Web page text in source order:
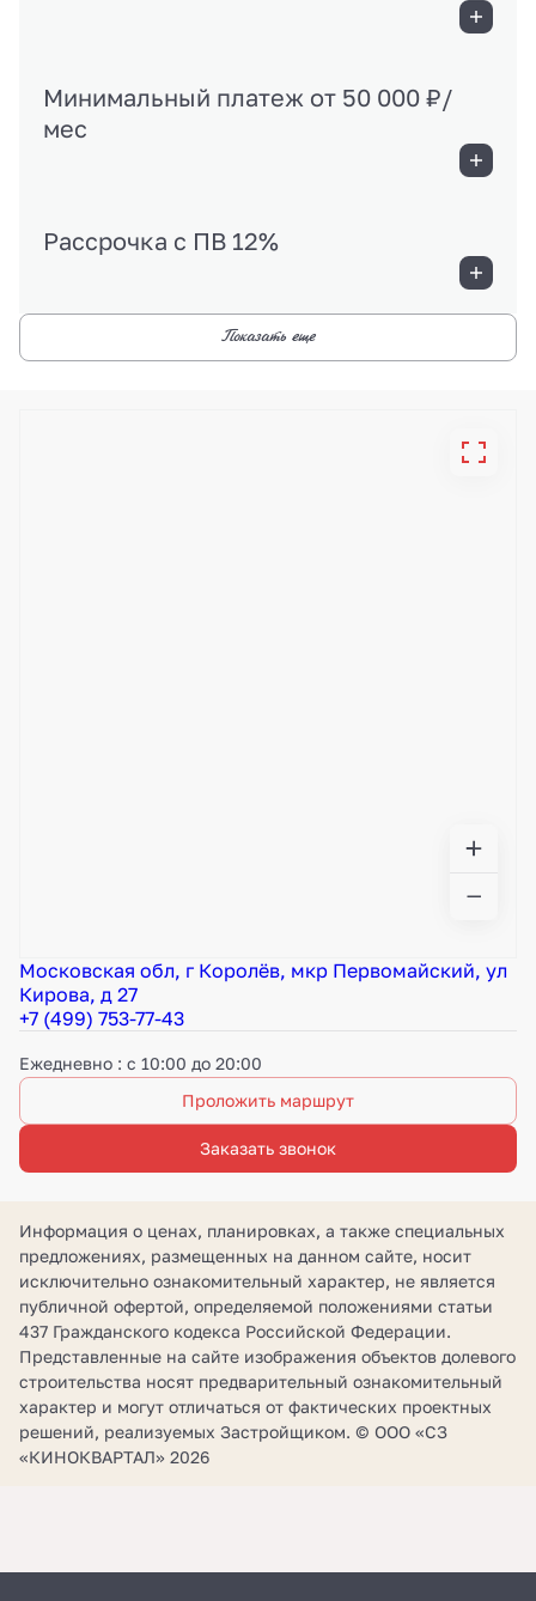
Минимальный платеж от 50 000 ₽/
мес
Рассрочка с ПВ 12%
Показать еще
Московская обл, г Королёв, мкр Первомайский, ул
Кирова, д 27
+7 (499) 753-77-43
Ежедневно : с 10:00 до 20:00
Проложить маршрут
Заказать звонок
Информация о ценах, планировках, а также специальных
предложениях, размещенных на данном сайте, носит
исключительно ознакомительный характер, не является
публичной офертой, определяемой положениями статьи
437 Гражданского кодекса Российской Федерации.
Представленные на сайте изображения объектов долевого
строительства носят предварительный ознакомительный
характер и могут отличаться от фактических проектных
решений, реализуемых Застройщиком. © ООО «СЗ
«КИНОКВАРТАЛ» 2026